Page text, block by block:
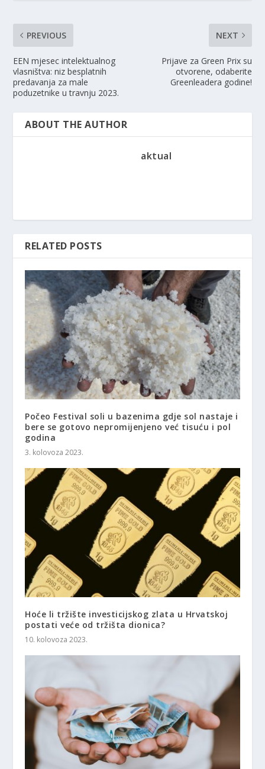
PREVIOUS
EEN mjesec intelektualnog
vlasništva: niz besplatnih
predavanja za male
poduzetnike u travnju 2023.
NEXT
Prijave za Green Prix su
otvorene, odaberite
Greenleadera godine!
ABOUT THE AUTHOR
aktual
RELATED POSTS
Počeo Festival soli u bazenima gdje sol nastaje i
bere se gotovo nepromijenjeno već tisuću i pol
godina
3. kolovoza 2023.
Hoće li tržište investicijskog zlata u Hrvatskoj
postati veće od tržišta dionica?
10. kolovoza 2023.